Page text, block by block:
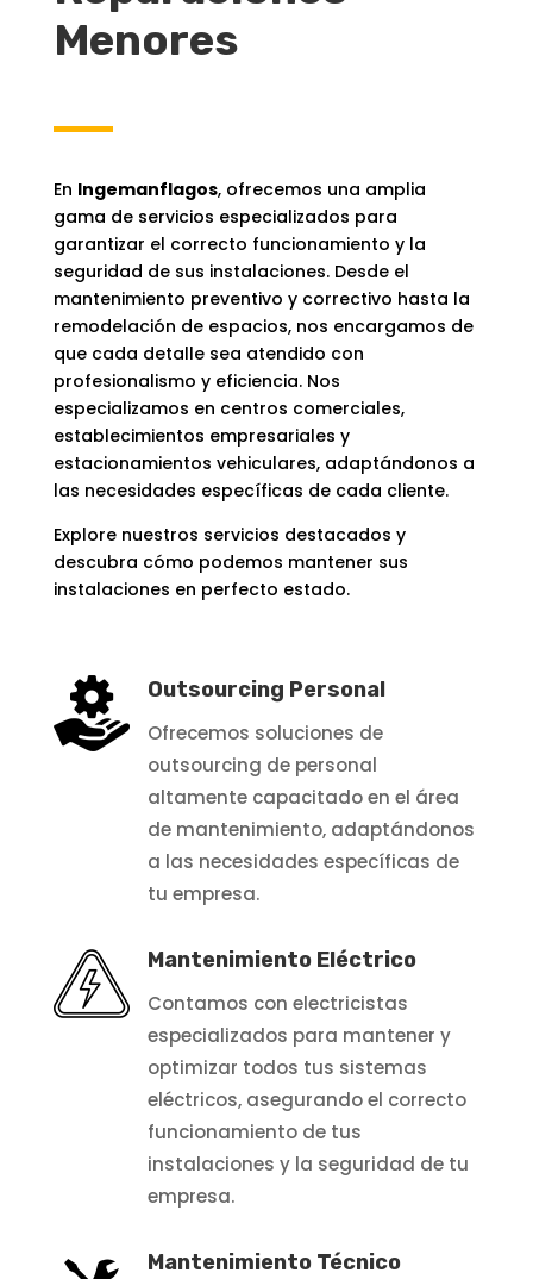
Menores
En Ingemanflagos, ofrecemos una amplia
gama de servicios especializados para
garantizar el correcto funcionamiento y la
seguridad de sus instalaciones. Desde el
mantenimiento preventivo y correctivo hasta la
remodelación de espacios, nos encargamos de
que cada detalle sea atendido con
profesionalismo y eficiencia. Nos
especializamos en centros comerciales,
establecimientos empresariales y
estacionamientos vehiculares, adaptándonos a
las necesidades específicas de cada cliente.
Explore nuestros servicios destacados y
descubra cómo podemos mantener sus
instalaciones en perfecto estado.
Outsourcing Personal
Ofrecemos soluciones de
outsourcing de personal
altamente capacitado en el área
de mantenimiento, adaptándonos
a las necesidades específicas de
tu empresa.
Mantenimiento Eléctrico
Contamos con electricistas
especializados para mantener y
optimizar todos tus sistemas
eléctricos, asegurando el correcto
funcionamiento de tus
instalaciones y la seguridad de tu
empresa.
Mantenimiento Técnico